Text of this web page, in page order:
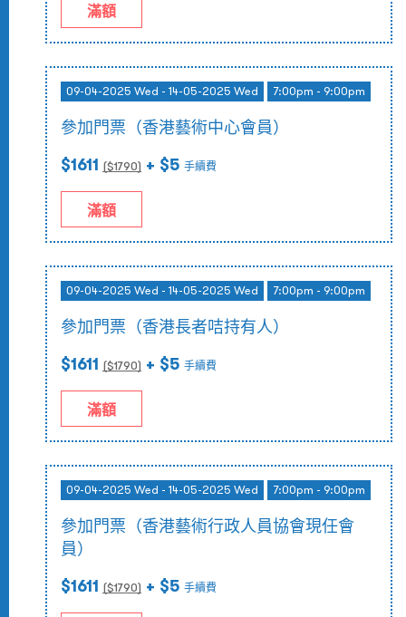
滿額
09-04-2025 Wed - 14-05-2025 Wed 7:00pm - 9:00pm
參加門票（香港藝術中心會員）
$1611 ($1790) + $5 手續費
滿額
09-04-2025 Wed - 14-05-2025 Wed 7:00pm - 9:00pm
參加門票（香港長者咭持有人）
$1611 ($1790) + $5 手續費
滿額
09-04-2025 Wed - 14-05-2025 Wed 7:00pm - 9:00pm
參加門票（香港藝術行政人員協會現任會
員）
$1611 ($1790) + $5 手續費